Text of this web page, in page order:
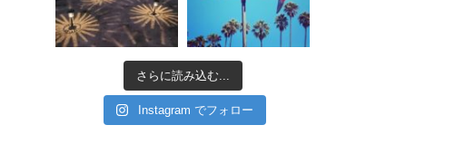
さらに読み込む...
Instagram でフォロー